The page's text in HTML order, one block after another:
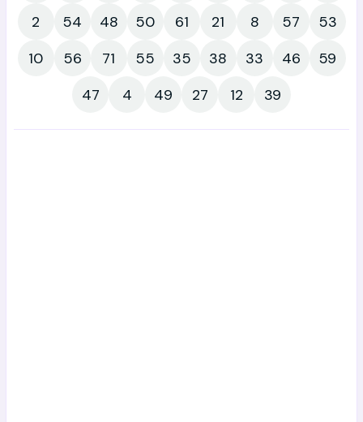
2
54 48 50 61 21 8 57
53
10
56 71 55 35 38 33 46
59
47
4 49 27 12 39